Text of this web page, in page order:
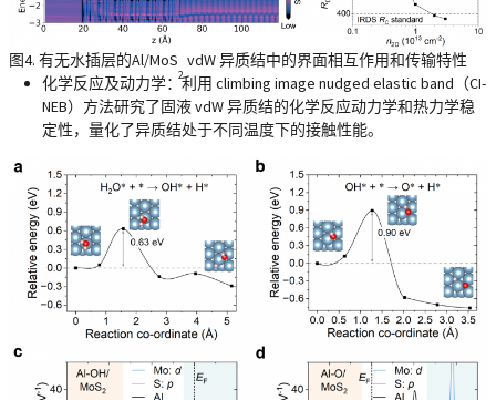
图4. 有无水插层的Al/MoS
2
vdW 异质结中的界面相互作用和传输特性
化学反应及动力学：利用 climbing image nudged elastic band（CI-
NEB）方法研究了固液 vdW 异质结的化学反应动力学和热力学稳
定性，量化了异质结处于不同温度下的接触性能。